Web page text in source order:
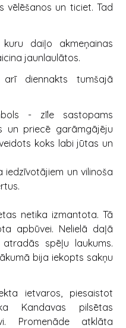
vēlēšanos un ticiet. Tad
daiļo akmeņainas
jaunlaulātos.
diennakts tumšajā
- zīle sastopams
un priecē garāmgājēju
koks labi jūtas un
un vilinoša
netika izmantota. Tā
apbūvei. Nelielā daļā
spēļu laukums.
bija iekopts sakņu
ietvaros, piesaistot
Kandavas pilsētas
Promenāde atklāta